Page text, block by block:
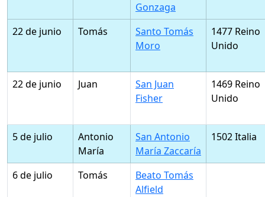
Gonzaga
22 de junio Tomás
Santo Tomás
Moro
1477 Reino
Unido
22 de junio Juan
San Juan
Fisher
1469 Reino
Unido
5 de julio
Antonio
María
San Antonio
María Zaccaría
1502 Italia
6 de julio Tomás
Beato Tomás
Alfield